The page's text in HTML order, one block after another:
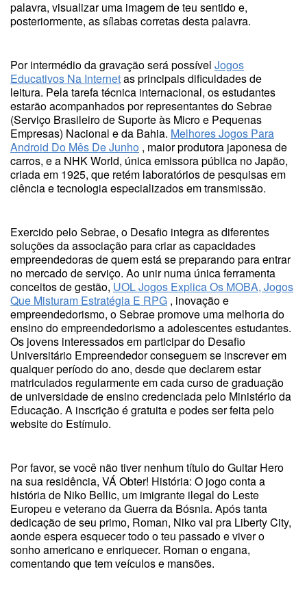
palavra, visualizar uma imagem de teu sentido e,
posteriormente, as sílabas corretas desta palavra.
Por intermédio da gravação será possível Jogos
Educativos Na Internetas principais dificuldades de
leitura. Pela tarefa técnica internacional, os estudantes
estarão acompanhados por representantes do Sebrae
(Serviço Brasileiro de Suporte às Micro e Pequenas
Empresas) Nacional e da Bahia. Melhores Jogos Para
Android Do Mês De Junho , maior produtora japonesa de
carros, e a NHK World, única emissora pública no Japão,
criada em 1925, que retém laboratórios de pesquisas em
ciência e tecnologia especializados em transmissão.
Exercido pelo Sebrae, o Desafio integra as diferentes
soluções da associação para criar as capacidades
empreendedoras de quem está se preparando para entrar
no mercado de serviço. Ao unir numa única ferramenta
conceitos de gestão, UOL Jogos Explica Os MOBA, Jogos
Que Misturam Estratégia E RPG , inovação e
empreendedorismo, o Sebrae promove uma melhoria do
ensino do empreendedorismo a adolescentes estudantes.
Os jovens interessados em participar do Desafio
Universitário Empreendedor conseguem se inscrever em
qualquer período do ano, desde que declarem estar
matriculados regularmente em cada curso de graduação
de universidade de ensino credenciada pelo Ministério da
Educação. A inscrição é gratuita e podes ser feita pelo
website do Estímulo.
Por favor, se você não tiver nenhum título do Guitar Hero
na sua residência, VÁ Obter! História: O jogo conta a
história de Niko Bellic, um imigrante ilegal do Leste
Europeu e veterano da Guerra da Bósnia. Após tanta
dedicação de seu primo, Roman, Niko vai pra Liberty City,
aonde espera esquecer todo o teu passado e viver o
sonho americano e enriquecer. Roman o engana,
comentando que tem veículos e mansões.